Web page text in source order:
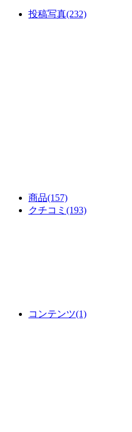
投稿写真(232)
商品(157)
クチコミ (193)
コンテンツ(1)